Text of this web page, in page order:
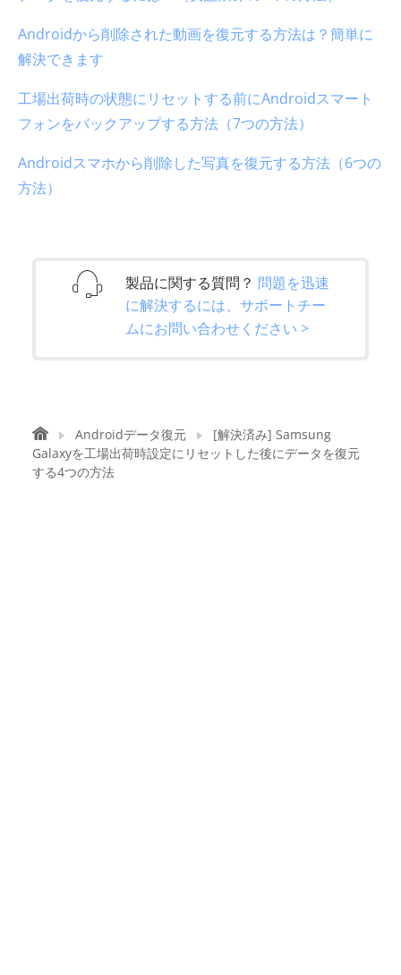
Androidから削除された動画を復元する方法は？簡単に
解決できます
工場出荷時の状態にリセットする前にAndroidスマート
フォンをバックアップする方法（7つの方法）
Androidスマホから削除した写真を復元する方法（6つの
方法）
製品に関する質問？ 問題を迅速
に解決するには、サポートチー
ムにお問い合わせください >
Androidデータ復元
[解決済み] Samsung
Galaxyを工場出荷時設定にリセットした後にデータを復元
する4つの方法